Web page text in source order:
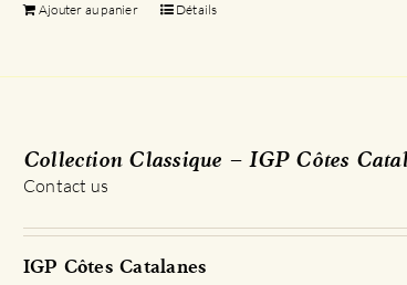
Ajouter au panier Détails
Collection Classique – IGP Côtes
Contact us
IGP Côtes Catalanes